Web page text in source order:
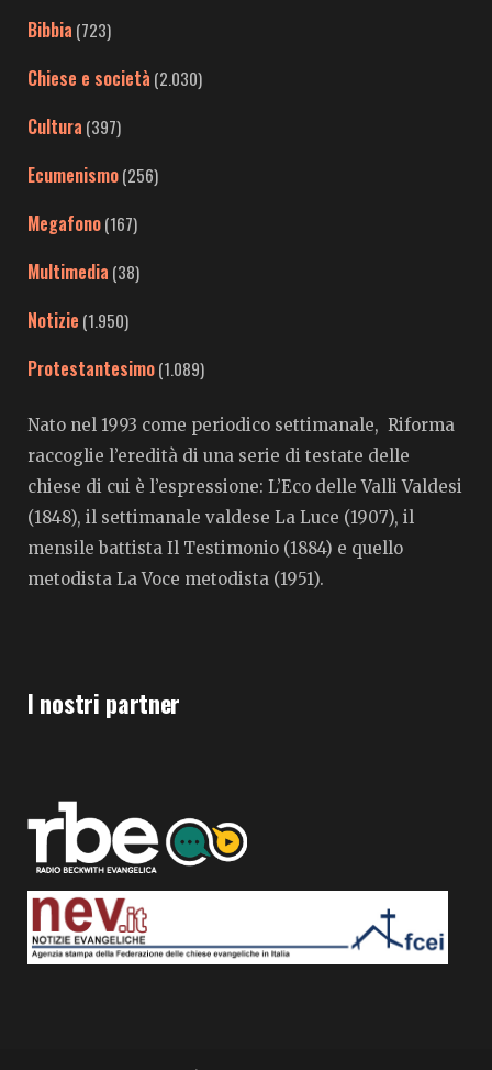
Bibbia (723)
Chiese e società (2.030)
Cultura (397)
Ecumenismo(256)
Megafono(167)
Multimedia (38)
Notizie (1.950)
Protestantesimo(1.089)
Nato nel 1993 come periodico settimanale, Riforma
raccoglie l’eredità di una serie di testate delle
chiese di cui è l’espressione: L’Eco delle Valli Valdesi
(1848), il settimanale valdese La Luce (1907), il
mensile battista Il Testimonio (1884) e quello
metodista La Voce metodista (1951).
I nostri partner